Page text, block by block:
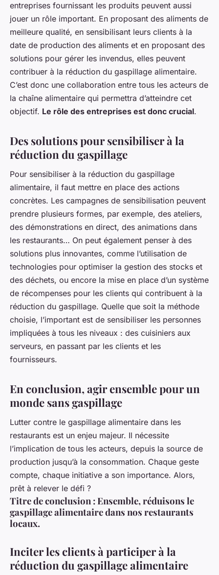
entreprises fournissant les produits peuvent aussi
jouer un rôle important. En proposant des aliments de
meilleure qualité, en sensibilisant leurs clients à la
date de production des aliments et en proposant des
solutions pour gérer les invendus, elles peuvent
contribuer à la réduction du gaspillage alimentaire.
C’est donc une collaboration entre tous les acteurs de
la chaîne alimentaire qui permettra d’atteindre cet
objectif. Le rôle des entreprises est donc crucial.
Des solutions pour sensibiliser à la
réduction du gaspillage
Pour sensibiliser à la réduction du gaspillage
alimentaire, il faut mettre en place des actions
concrètes. Les campagnes de sensibilisation peuvent
prendre plusieurs formes, par exemple, des ateliers,
des démonstrations en direct, des animations dans
les restaurants… On peut également penser à des
solutions plus innovantes, comme l’utilisation de
technologies pour optimiser la gestion des stocks et
des déchets, ou encore la mise en place d’un système
de récompenses pour les clients qui contribuent à la
réduction du gaspillage. Quelle que soit la méthode
choisie, l’important est de sensibiliser les personnes
impliquées à tous les niveaux : des cuisiniers aux
serveurs, en passant par les clients et les
fournisseurs.
En conclusion, agir ensemble pour un
monde sans gaspillage
Lutter contre le gaspillage alimentaire dans les
restaurants est un enjeu majeur. Il nécessite
l’implication de tous les acteurs, depuis la source de
production jusqu’à la consommation. Chaque geste
compte, chaque initiative a son importance. Alors,
prêt à relever le défi ?
Titre de conclusion : Ensemble, réduisons le
gaspillage alimentaire dans nos restaurants
locaux.
Inciter les clients à participer à la
réduction du gaspillage alimentaire